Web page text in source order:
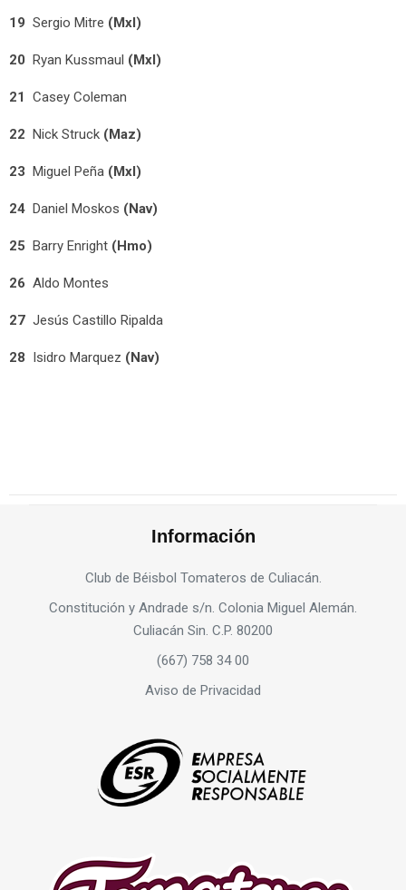
19 Sergio Mitre (Mxl)
20 Ryan Kussmaul (Mxl)
21 Casey Coleman
22 Nick Struck (Maz)
23 Miguel Peña (Mxl)
24 Daniel Moskos (Nav)
25 Barry Enright (Hmo)
26 Aldo Montes
27 Jesús Castillo Ripalda
28 Isidro Marquez (Nav)
Información
Club de Béisbol Tomateros de Culiacán.
Constitución y Andrade s/n. Colonia Miguel Alemán.
Culiacán Sin. C.P. 80200
(667) 758 34 00
Aviso de Privacidad